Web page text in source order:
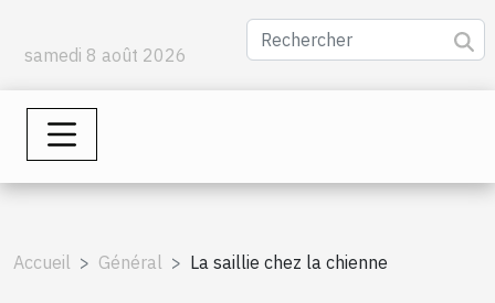
samedi 8 août 2026
Accueil Général La saillie chez la chienne